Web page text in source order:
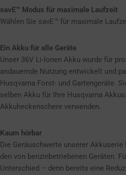
savE™ Modus für maximale Laufzeit
Wählen Sie savE™ für maximale
Ein Akku für alle Geräte
Unser 36V Li-Ionen Akku wurde für
andauernde Nutzung entwickelt und
Husqvarna Forst- und Gartengeräte.
selben Akku für Ihre Husqvarna
Akkuheckenschere verwenden.
Kaum hörbar
Die Geräuschwerte unserer
den von benzinbetriebenen Geräten.
Unterschied – denn bereits eine